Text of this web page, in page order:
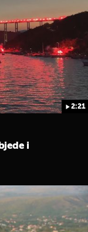
2:21
i